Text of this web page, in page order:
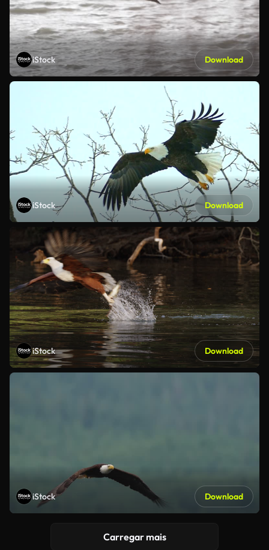
iStock Download
iStock Download
iStock Download
iStock Download
Carregar mais